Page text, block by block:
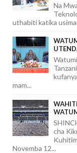
Na
uthabiti katika
mam...
cha
Novemba 12...